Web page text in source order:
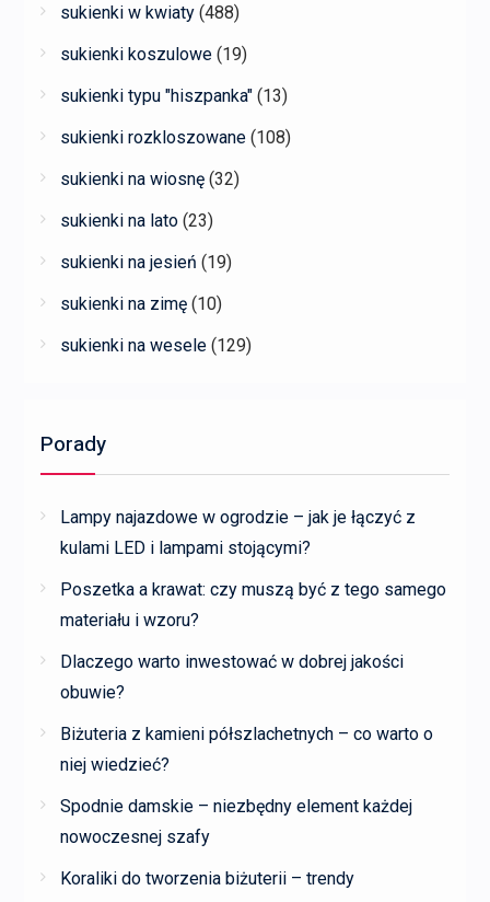
sukienki w kwiaty (488)
sukienki koszulowe (19)
sukienki typu "hiszpanka" (13)
sukienki rozkloszowane (108)
sukienki na wiosnę (32)
sukienki na lato (23)
sukienki na jesień (19)
sukienki na zimę (10)
sukienki na wesele (129)
Porady
Lampy najazdowe w ogrodzie – jak je łączyć z
kulami LED i lampami stojącymi?
Poszetka a krawat: czy muszą być z tego samego
materiału i wzoru?
Dlaczego warto inwestować w dobrej jakości
obuwie?
Biżuteria z kamieni półszlachetnych – co warto o
niej wiedzieć?
Spodnie damskie – niezbędny element każdej
nowoczesnej szafy
Koraliki do tworzenia biżuterii – trendy